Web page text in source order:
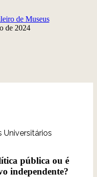
de Museus
de 2024
Universitários
pública ou é
independente?